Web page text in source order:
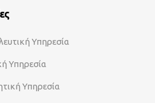
Υπηρεσία
Υπηρεσία
Υπηρεσία